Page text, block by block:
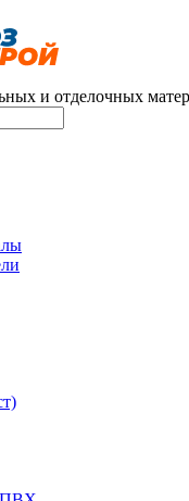
и отделочных